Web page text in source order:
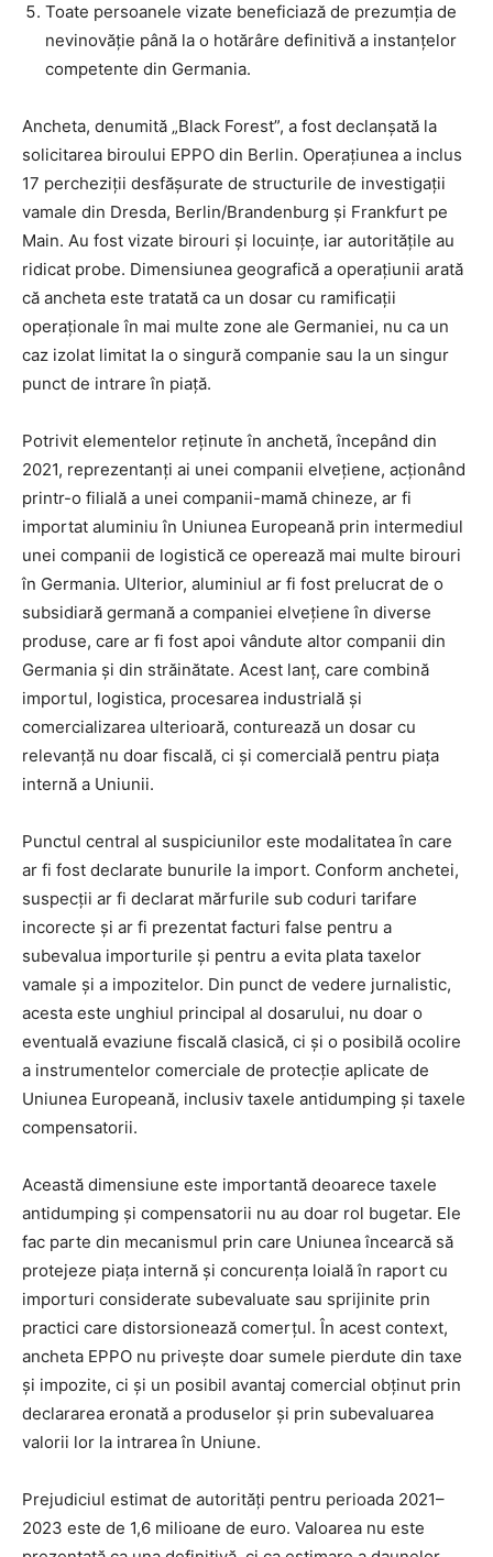
Toate persoanele vizate beneficiază de prezumția de
nevinovăție până la o hotărâre definitivă a instanțelor
competente din Germania.
Ancheta, denumită „Black Forest”, a fost declanșată la
solicitarea biroului EPPO din Berlin. Operațiunea a inclus
17 percheziții desfășurate de structurile de investigații
vamale din Dresda, Berlin/Brandenburg și Frankfurt pe
Main. Au fost vizate birouri și locuințe, iar autoritățile au
ridicat probe. Dimensiunea geografică a operațiunii arată
că ancheta este tratată ca un dosar cu ramificații
operaționale în mai multe zone ale Germaniei, nu ca un
caz izolat limitat la o singură companie sau la un singur
punct de intrare în piață.
Potrivit elementelor reținute în anchetă, începând din
2021, reprezentanți ai unei companii elvețiene, acționând
printr-o filială a unei companii-mamă chineze, ar fi
importat aluminiu în Uniunea Europeană prin intermediul
unei companii de logistică ce operează mai multe birouri
în Germania. Ulterior, aluminiul ar fi fost prelucrat de o
subsidiară germană a companiei elvețiene în diverse
produse, care ar fi fost apoi vândute altor companii din
Germania și din străinătate. Acest lanț, care combină
importul, logistica, procesarea industrială și
comercializarea ulterioară, conturează un dosar cu
relevanță nu doar fiscală, ci și comercială pentru piața
internă a Uniunii.
Punctul central al suspiciunilor este modalitatea în care
ar fi fost declarate bunurile la import. Conform anchetei,
suspecții ar fi declarat mărfurile sub coduri tarifare
incorecte și ar fi prezentat facturi false pentru a
subevalua importurile și pentru a evita plata taxelor
vamale și a impozitelor. Din punct de vedere jurnalistic,
acesta este unghiul principal al dosarului, nu doar o
eventuală evaziune fiscală clasică, ci și o posibilă ocolire
a instrumentelor comerciale de protecție aplicate de
Uniunea Europeană, inclusiv taxele antidumping și taxele
compensatorii.
Această dimensiune este importantă deoarece taxele
antidumping și compensatorii nu au doar rol bugetar. Ele
fac parte din mecanismul prin care Uniunea încearcă să
protejeze piața internă și concurența loială în raport cu
importuri considerate subevaluate sau sprijinite prin
practici care distorsionează comerțul. În acest context,
ancheta EPPO nu privește doar sumele pierdute din taxe
și impozite, ci și un posibil avantaj comercial obținut prin
declararea eronată a produselor și prin subevaluarea
valorii lor la intrarea în Uniune.
Prejudiciul estimat de autorități pentru perioada 2021–
2023 este de 1,6 milioane de euro. Valoarea nu este